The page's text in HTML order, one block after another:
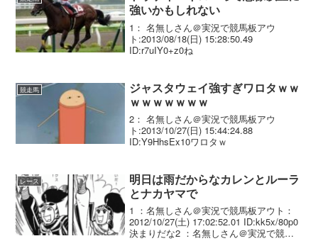
強いかもしれない
1： 名無しさん＠実況で競馬板アウ
ト:2013/08/18(日) 15:28:50.49
ID:r7uIY0+z0ね
競走馬
ジャスタウェイ強すぎワロタｗｗ
ｗｗｗｗｗｗｗ
2： 名無しさん＠実況で競馬板アウ
ト:2013/10/27(日) 15:44:24.88
ID:Y9HhsEx10ワロタｗ
レース
明日は雨だからなカレンとルーラ
とナカヤマで
1 ：名無しさん＠実況で競馬板アウト：
2012/10/27(土) 17:02:52.01 ID:kk5x/80p0
決まりだな2 ：名無しさん＠実況で競馬